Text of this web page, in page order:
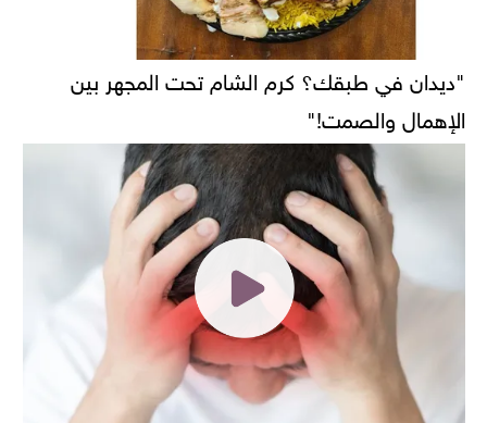
"ديدان في طبقك؟ كرم الشام تحت المجهر بين
الإهمال والصمت!"